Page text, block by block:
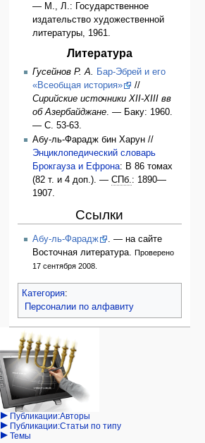
— М., Л.: Государственное
издательство художественной
литературы, 1961.
Литература
Гусейнов Р. А. Бар-Эбрей и его
«Всеобщая история»
//
Сирийские источники XII-XIII вв
об Азербайджане. — Баку: 1960.
— С. 53-63.
Абу-ль-Фарадж бин Харун //
Энциклопедический словарь
Брокгауза и Ефрона: В 86 томах
(82 т. и 4 доп.). — СПб.: 1890—
1907.
Ссылки
Абу-ль-Фарадж
. — на сайте
Восточная литература.
Проверено
17 сентября 2008.
Категория:
Персоналии по алфавиту
Навигация
персональные инструменты
войти
запрос
учётной
записи
категории
Израиль:Страна и
государство
Иудаизм
Народ
Проекты
Проекты/Участники/
дополнения
Публикации:Авторы
Публикации:Статьи по типу
Темы